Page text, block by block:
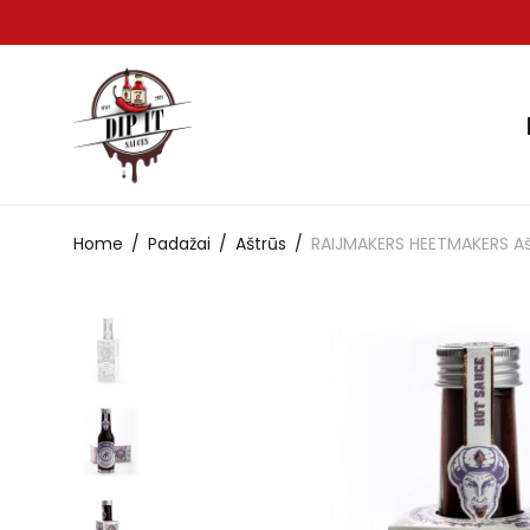
Home / Padažai / Aštrūs / RAIJMAKERS